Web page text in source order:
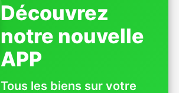
Découvrez
notre nouvelle
APP
Tous les biens sur votre